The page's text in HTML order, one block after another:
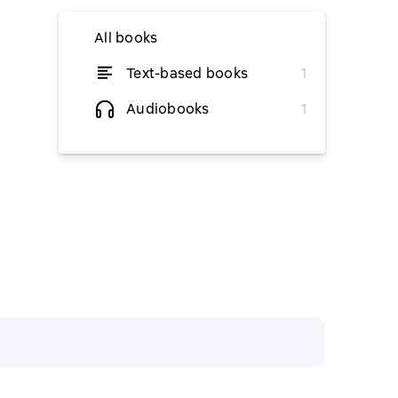
All books
Text-based books
1
Audiobooks
1
from $4.19